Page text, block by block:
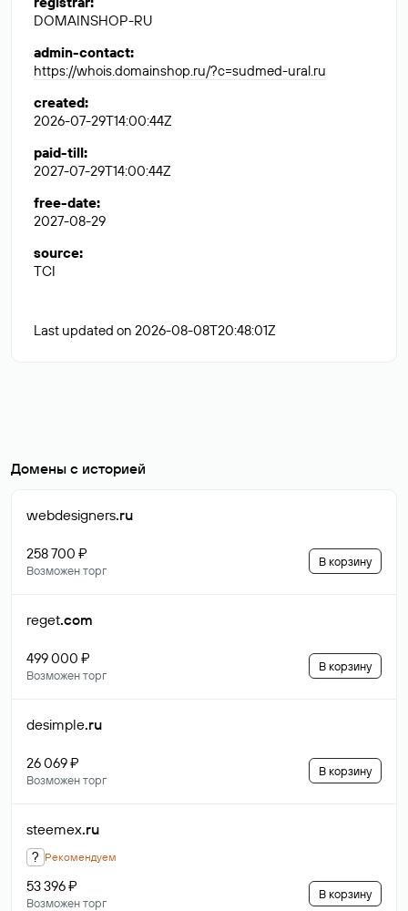
DOMAINSHOP-RU
admin-contact:
https://whois.domainshop.ru/?c=sudmed-ural.ru
created:
2026-07-29T14:00:44Z
paid-till:
2027-07-29T14:00:44Z
free-date:
2027-08-29
source:
TCI
Last updated on 2026-08-08T20:48:01Z
Домены с историей
webdesigners.ru
258 700 ₽
Возможен торг
В корзину
reget.com
499 000 ₽
Возможен торг
В корзину
desimple.ru
26 069 ₽
Возможен торг
В корзину
steemex.ru
? Рекомендуем
53 396 ₽
Возможен торг
В корзину